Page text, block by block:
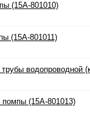
(15A-801010)
(15A-801011)
трубы водопроводной
помпы (15A-801013)